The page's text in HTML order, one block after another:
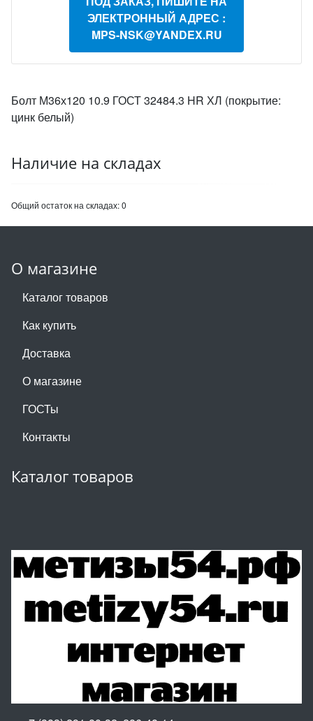
ЭЛЕКТРОННЫЙ АДРЕС :
MPS-NSK@YANDEX.RU
Болт М36х120 10.9 ГОСТ 32484.3 HR ХЛ (покрытие:
цинк белый)
Наличие на складах
Общий остаток на складах:0
О магазине
Каталог товаров
Как купить
Доставка
О магазине
ГОСТы
Контакты
Каталог товаров